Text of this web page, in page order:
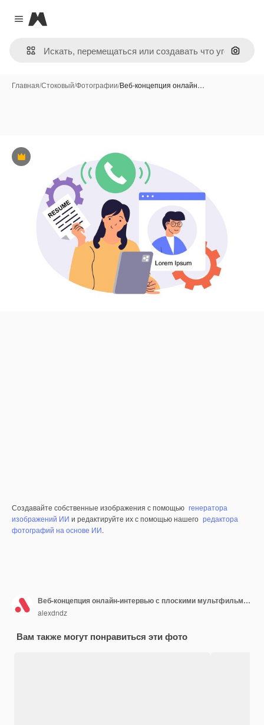
Close menu
Magnific
Поиск
Главная/Стоковый/Фотографии/Веб-концепция онлайн…
Премиум
Создавайте собственные изображения с помощью генератора
изображений ИИ и редактируйте их с помощью нашего редактора
фотографий на основе ИИ.
Веб-концепция онлайн-интервью с плоскими мультфильмами для дизайна веб-сайта Женщина, работающая в HR, ищет новых сотрудников, выбирает резюме, интервьюирует кандидатов по видеозвонку Векторная иллюстрация
alexdndz
Вам также могут понравиться эти фото